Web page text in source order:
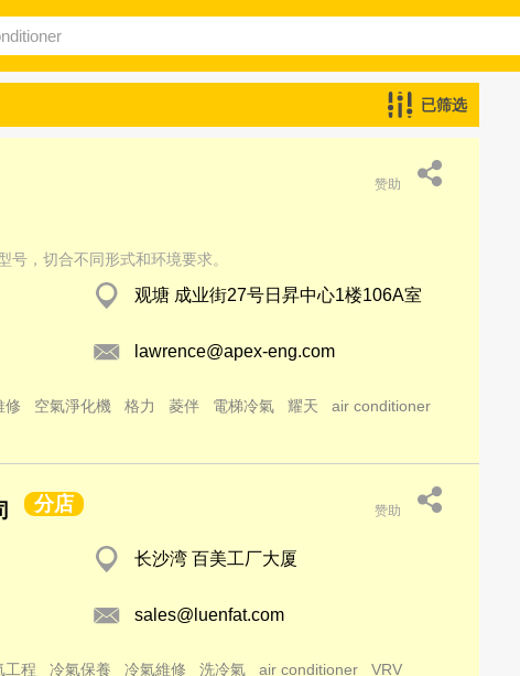
已筛选
赞助
，切合不同形式和环境要求。
观塘 成业街27号日昇中心1楼106A室
lawrence@apex-eng.com
修 空氣淨化機 格力 菱伴 電梯冷氣 耀天
air conditioner
分店 赞助
长沙湾 百美工厂大厦
sales@luenfat.com
工程 冷氣保養 冷氣維修 洗冷氣 air conditioner VRV